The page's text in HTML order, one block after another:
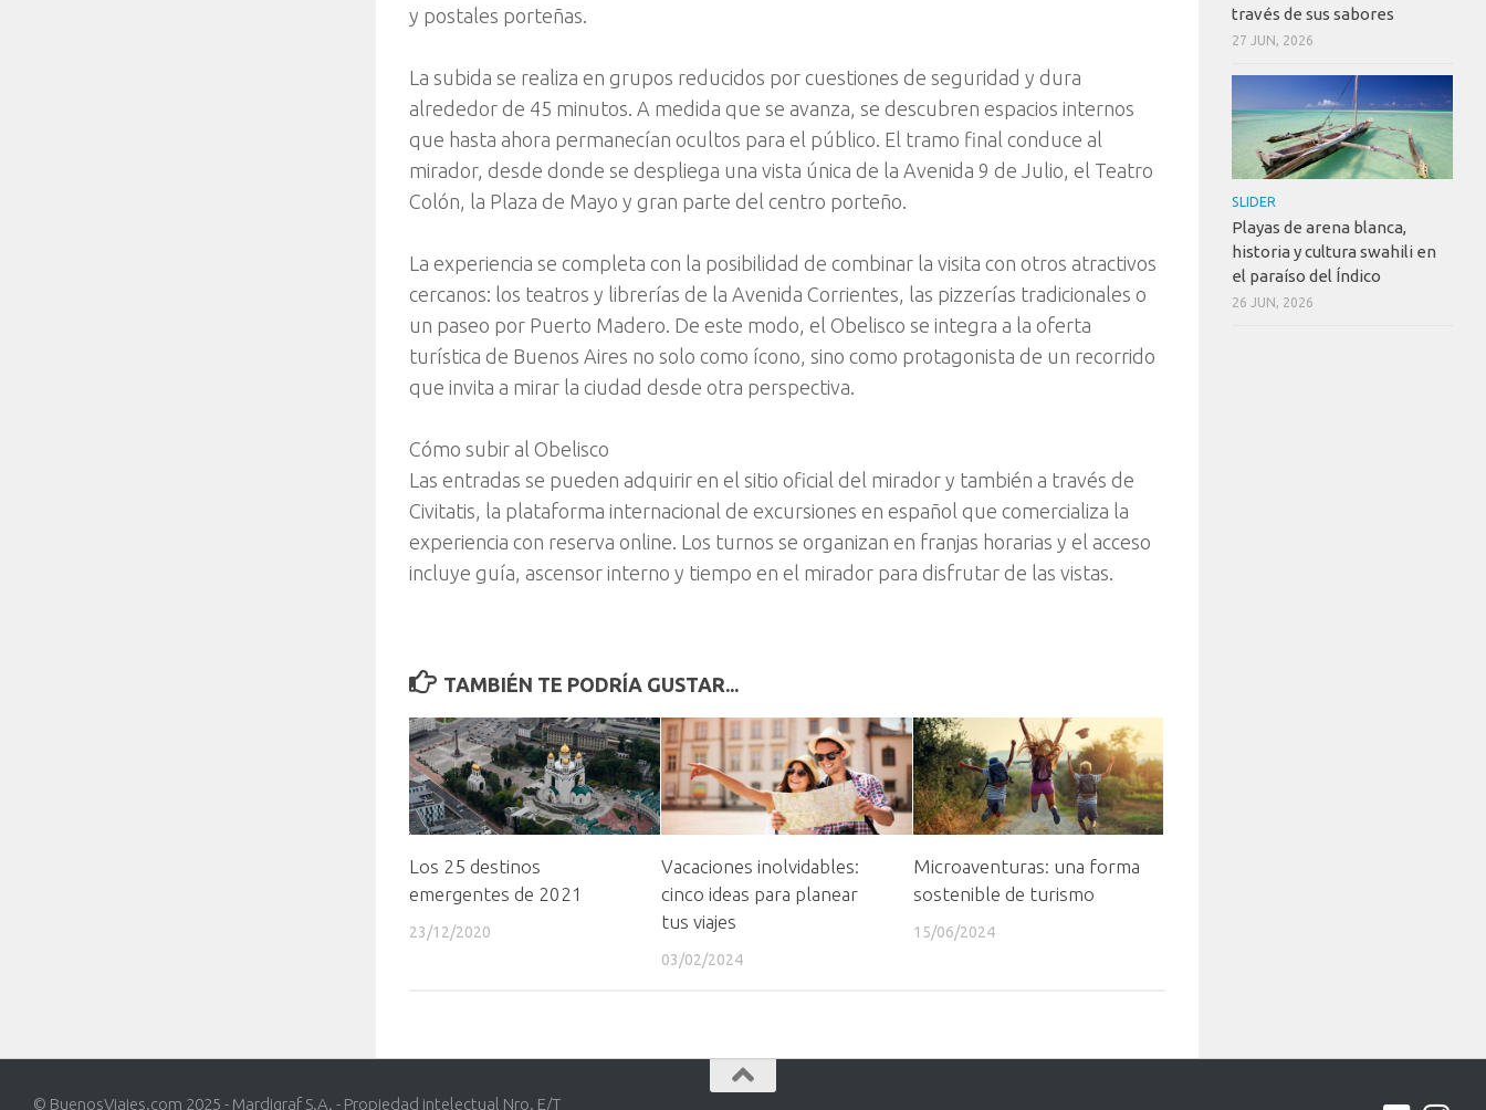
y postales porteñas.
La subida se realiza en grupos reducidos por cuestiones de seguridad y dura
alrededor de 45 minutos. A medida que se avanza, se descubren espacios internos
que hasta ahora permanecían ocultos para el público. El tramo final conduce al
mirador, desde donde se despliega una vista única de la Avenida 9 de Julio, el Teatro
Colón, la Plaza de Mayo y gran parte del centro porteño.
La experiencia se completa con la posibilidad de combinar la visita con otros atractivos
cercanos: los teatros y librerías de la Avenida Corrientes, las pizzerías tradicionales o
un paseo por Puerto Madero. De este modo, el Obelisco se integra a la oferta
turística de Buenos Aires no solo como ícono, sino como protagonista de un recorrido
que invita a mirar la ciudad desde otra perspectiva.
Cómo subir al Obelisco
Las entradas se pueden adquirir en el sitio oficial del mirador y también a través de
Civitatis, la plataforma internacional de excursiones en español que comercializa la
experiencia con reserva online. Los turnos se organizan en franjas horarias y el acceso
incluye guía, ascensor interno y tiempo en el mirador para disfrutar de las vistas.
TAMBIÉN TE PODRÍA GUSTAR...
Los 25 destinos
emergentes de 2021
23/12/2020
Vacaciones inolvidables:
cinco ideas para planear
tus viajes
03/02/2024
Microaventuras: una forma
sostenible de turismo
15/06/2024
través de sus sabores
27 JUN, 2026
SLIDER
Playas de arena blanca,
historia y cultura swahili en
el paraíso del Índico
26 JUN, 2026
© BuenosViajes.com 2025 - Mardigraf S.A. - Propiedad intelectual Nro. E/T